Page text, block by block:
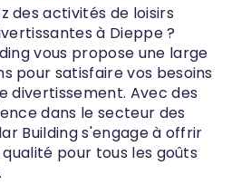
des activités de loisirs
à Dieppe ?
vous propose une large
pour satisfaire vos besoins
divertissement. Avec des
dans le secteur des
Building s'engage à offrir
pour tous les goûts